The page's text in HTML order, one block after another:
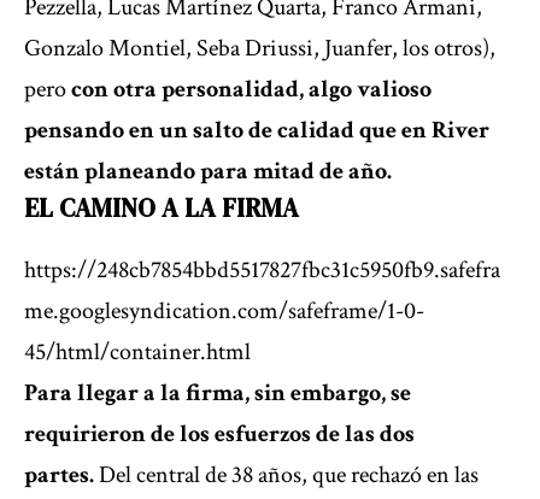
Pezzella, Lucas Martínez Quarta, Franco Armani,
Gonzalo Montiel, Seba Driussi, Juanfer, los otros),
perocon otra personalidad, algo valioso
pensando en un salto de calidad que en River
están planeando para mitad de año.
EL CAMINO A LA FIRMA
https://248cb7854bbd5517827fbc31c5950fb9.safefra
me.googlesyndication.com/safeframe/1-0-
45/html/container.html
Para llegar a la firma, sin embargo, se
requirieron de los esfuerzos de las dos
partes.Del central de 38 años, que rechazó en las